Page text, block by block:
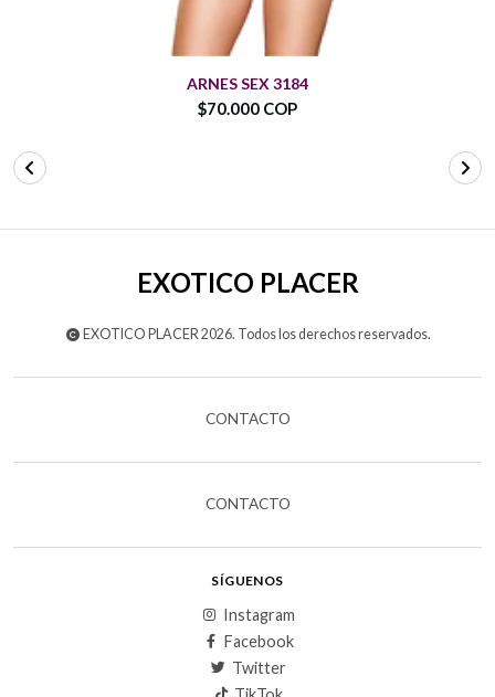
ARNES SEX 3184
$70.000 COP
EXOTICO PLACER
EXOTICO PLACER 2026. Todos los derechos reservados.
CONTACTO
CONTACTO
SÍGUENOS
Instagram
Facebook
Twitter